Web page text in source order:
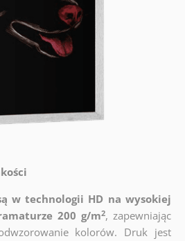
w technologii HD na wysokiej
200 g/m2, zapewniając
kolorów. Druk jest